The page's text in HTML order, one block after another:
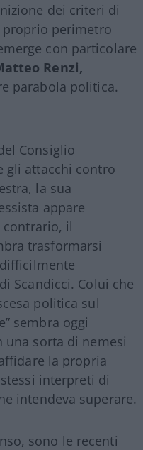
dei criteri di
proprio perimetro
con particolare
Renzi,
parabola politica.
Consiglio
gli attacchi contro
la sua
appare
contrario, il
trasformarsi
Scandicci. Colui che
politica sul
sembra oggi
una sorta di nemesi
la propria
interpreti di
intendeva superare.
sono le recenti